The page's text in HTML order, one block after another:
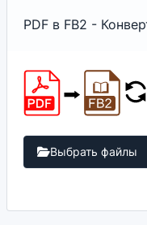
PDF в FB2 -
Выбрать файлы